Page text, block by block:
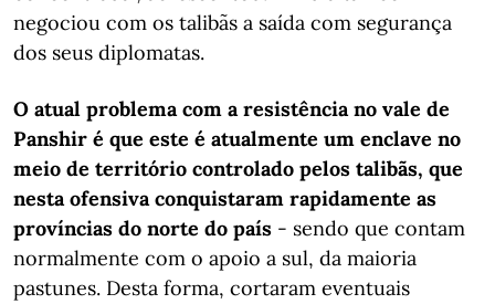
negociou com os talibãs a saída com segurança
dos seus diplomatas.
O atual problema com a resistência no vale de
Panshir é que este é atualmente um enclave no
meio de território controlado pelos talibãs, que
nesta ofensiva conquistaram rapidamente as
províncias do norte do país - sendo que contam
normalmente com o apoio a sul, da maioria
pastunes. Desta forma, cortaram eventuais